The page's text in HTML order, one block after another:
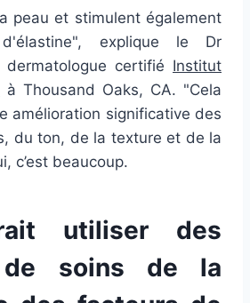
peau et stimulent également
explique le Dr
dermatologue certifié Institut
à Thousand Oaks, CA. "Cela
amélioration significative des
du ton, de la texture et de la
c’est beaucoup.
utiliser des
de soins de la